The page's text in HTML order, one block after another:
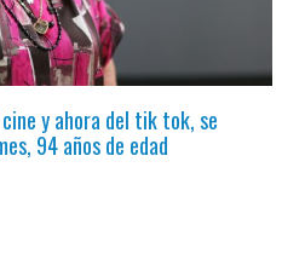
y ahora del tik tok, se
94 años de edad